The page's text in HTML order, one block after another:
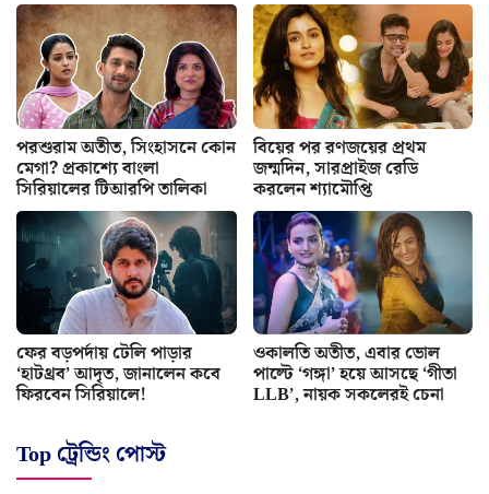
পরশুরাম অতীত, সিংহাসনে কোন
মেগা? প্রকাশ্যে বাংলা
সিরিয়ালের টিআরপি তালিকা
বিয়ের পর রণজয়ের প্রথম
জন্মদিন, সারপ্রাইজ রেডি
করলেন শ্যামৌপ্তি
ফের বড়পর্দায় টেলি পাড়ার
‘হাটথ্রব’ আদৃত, জানালেন কবে
ফিরবেন সিরিয়ালে!
ওকালতি অতীত, এবার ভোল
পাল্টে ‘গঙ্গা’ হয়ে আসছে ‘গীতা
LLB’, নায়ক সকলেরই চেনা
Top ট্রেন্ডিং পোস্ট